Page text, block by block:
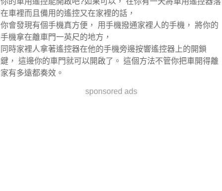
在車裡而且備用的遙控又在家裡的話，
你會發現有個手機真方便， 用手機撥通家裡人的手機， 將你的
手機拿在離車門一英尺的地方，
同時家裡人拿著遙控器在他的手機旁邊按響遙控器上的開鎖
鍵， 這邊你的車門就可以開啟了。 這個方法不管你把車開得離
家有多遠都奏效。
sponsored ads